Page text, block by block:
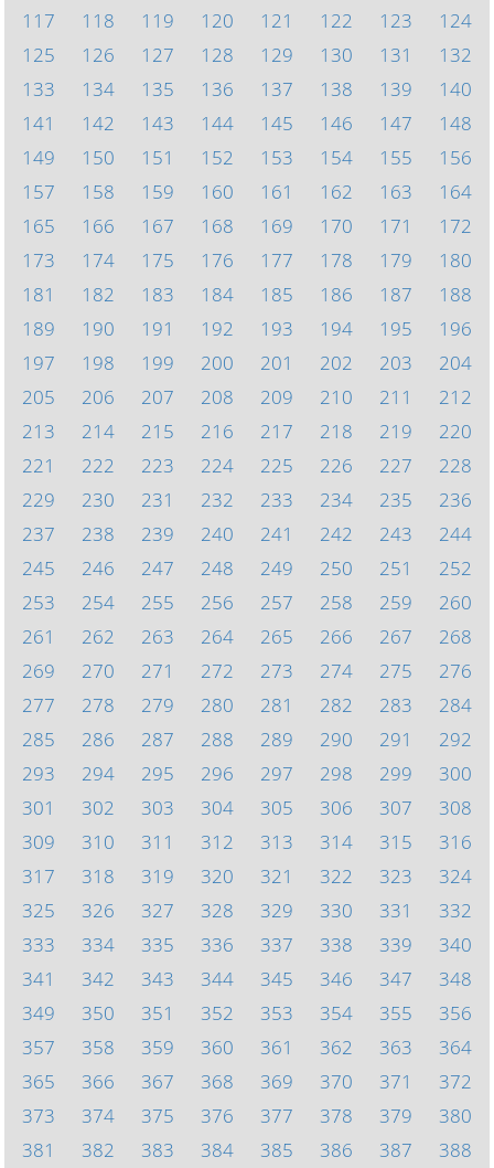
117
118 119 120 121 122 123
124
125
126 127 128 129 130 131
132
133
134 135 136 137 138 139
140
141
142 143 144 145 146 147
148
149
150 151 152 153 154 155
156
157
158 159 160 161 162 163
164
165
166 167 168 169 170 171
172
173
174 175 176 177 178 179
180
181
182 183 184 185 186 187
188
189
190 191 192 193 194 195
196
197
198 199 200 201 202 203
204
205
206 207 208 209 210 211
212
213
214 215 216 217 218 219
220
221
222 223 224 225 226 227
228
229
230 231 232 233 234 235
236
237
238 239 240 241 242 243
244
245
246 247 248 249 250 251
252
253
254 255 256 257 258 259
260
261
262 263 264 265 266 267
268
269
270 271 272 273 274 275
276
277
278 279 280 281 282 283
284
285
286 287 288 289 290 291
292
293
294 295 296 297 298 299
300
301
302 303 304 305 306 307
308
309
310 311 312 313 314 315
316
317
318 319 320 321 322 323
324
325
326 327 328 329 330 331
332
333
334 335 336 337 338 339
340
341
342 343 344 345 346 347
348
349
350 351 352 353 354 355
356
357
358 359 360 361 362 363
364
365
366 367 368 369 370 371
372
373
374 375 376 377 378 379
380
381
382 383 384 385 386 387 388